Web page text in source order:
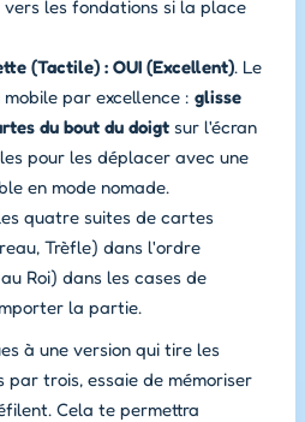
les fondations si la place
(Tactile) : OUI (Excellent). Le
par excellence : glisse
du bout du doigt sur l'écran
pour les déplacer avec une
en mode nomade.
quatre suites de cartes
Trèfle) dans l'ordre
Roi) dans les cases de
la partie.
à une version qui tire les
trois, essaie de mémoriser
Cela te permettra